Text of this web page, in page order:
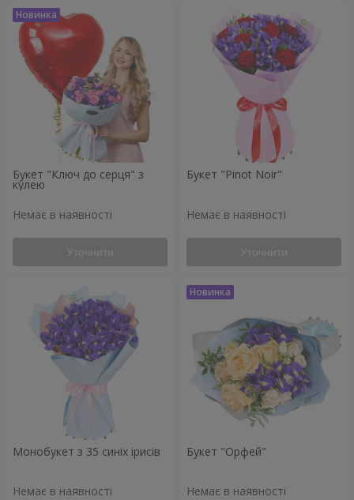
Букет "Ключ до серця" з
кулею
Немає в наявності
Уточнити
Букет "Pinot Noir"
Немає в наявності
Уточнити
Монобукет з 35 синіх ірисів
Немає в наявності
Букет "Орфей"
Немає в наявності